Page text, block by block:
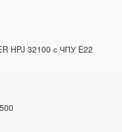
HPJ 32100 с ЧПУ E22